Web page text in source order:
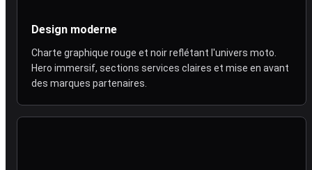
Design moderne
Charte graphique rouge et noir reflétant l'univers moto.
Hero immersif, sections services claires et mise en avant
des marques partenaires.